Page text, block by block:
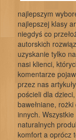
najlepszym
najlepszej klasy
niegdyś co
autorskich
uzyskanie tylko
nasi klienci,
komentarze
przez nas
pościeli dla
bawełniane,
innych.
naturalnych
komfort a oprócz